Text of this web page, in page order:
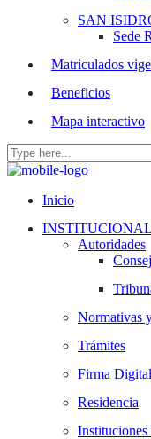
SAN
Sede
Matriculados
Beneficios
Mapa interactivo
Inicio
Autoridades
Normativas
Trámites
Firma Digital
Residencia